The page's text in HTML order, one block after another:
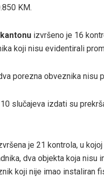
KM.
izvršeno je 16
koji nisu evidentirali
porezna obveznika nisu
slučajeva izdati su
je 21 kontrola, u
dva objekta koja nisu
koji nije imao instaliran